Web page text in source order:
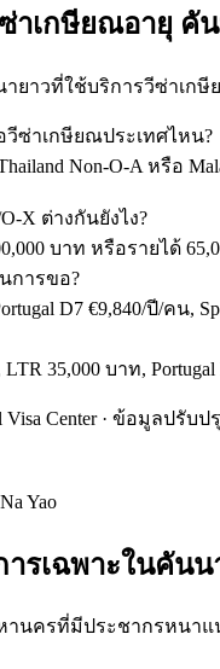
ซ่าเกษียณอายุ คั
ยาวที่ใช้บริการวีซ่าเกษี
วีซ่าเกษียณประเทศไหน?
Non-O-A หรือ
O-X ต่างกันยังไง?
บาท หรือรายได้
การขอ?
D7 €9,840/ปี/คน,
35,000 บาท,
Center · ข้อมูลปรับป
Yao
ารเฉพาะในคันน
านครที่มีประชากรหนา